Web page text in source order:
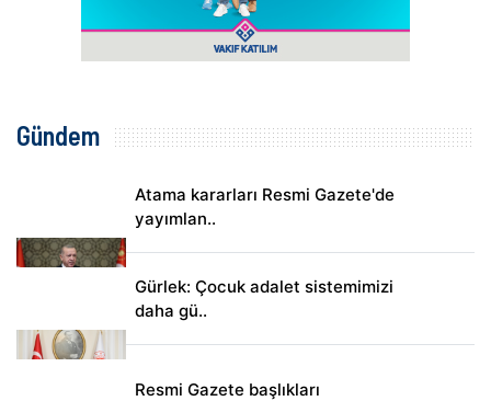
Gündem
Atama kararları Resmi Gazete'de
yayımlan..
Gürlek: Çocuk adalet sistemimizi
daha gü..
Resmi Gazete başlıkları